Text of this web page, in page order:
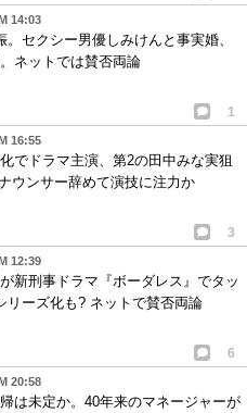
14:03
セクシー男優しみけんと事実婚、
ネットでは賛否両論
1
16:55
でドラマ主演、第2の田中みな実狙
ウンサー辞めて演技に注力か
3
12:39
新刑事ドラマ『ボーダレス』でタッ
リーズ化も? ネットで賛否両論
6
20:58
は未定か。40年来のマネージャーが